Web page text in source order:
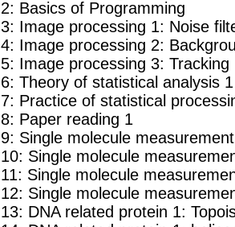
2: Basics of Programming
3: Image processing 1: Noise
4: Image processing 2:
5: Image processing 3: Tracking
6: Theory of statistical analysis 1
7: Practice of statistical
8: Paper reading 1
9: Single molecule
10: Single molecule
11: Single molecule
12: Single molecule
13: DNA related protein 1: